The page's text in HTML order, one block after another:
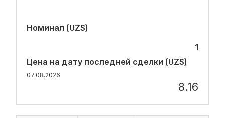
Номинал (UZS)
1
Цена на дату последней сделки (UZS)
07.08.2026
8.16